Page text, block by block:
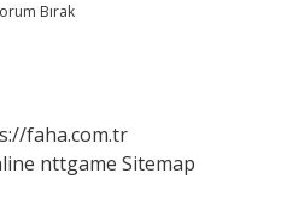
Bırak
faha.com.tr
nttgame Sitemap